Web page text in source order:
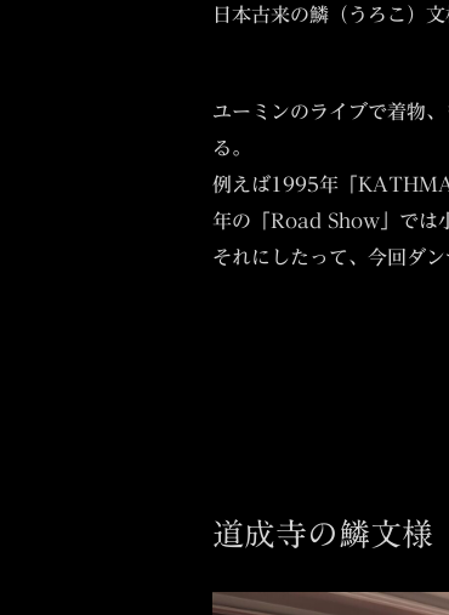
日本古来の鱗（うろこ）
ユーミンのライブで着物
る。
例えば1995年「
年の「Road Show」では
それにしたって、今回ダ
道成寺の鱗文様